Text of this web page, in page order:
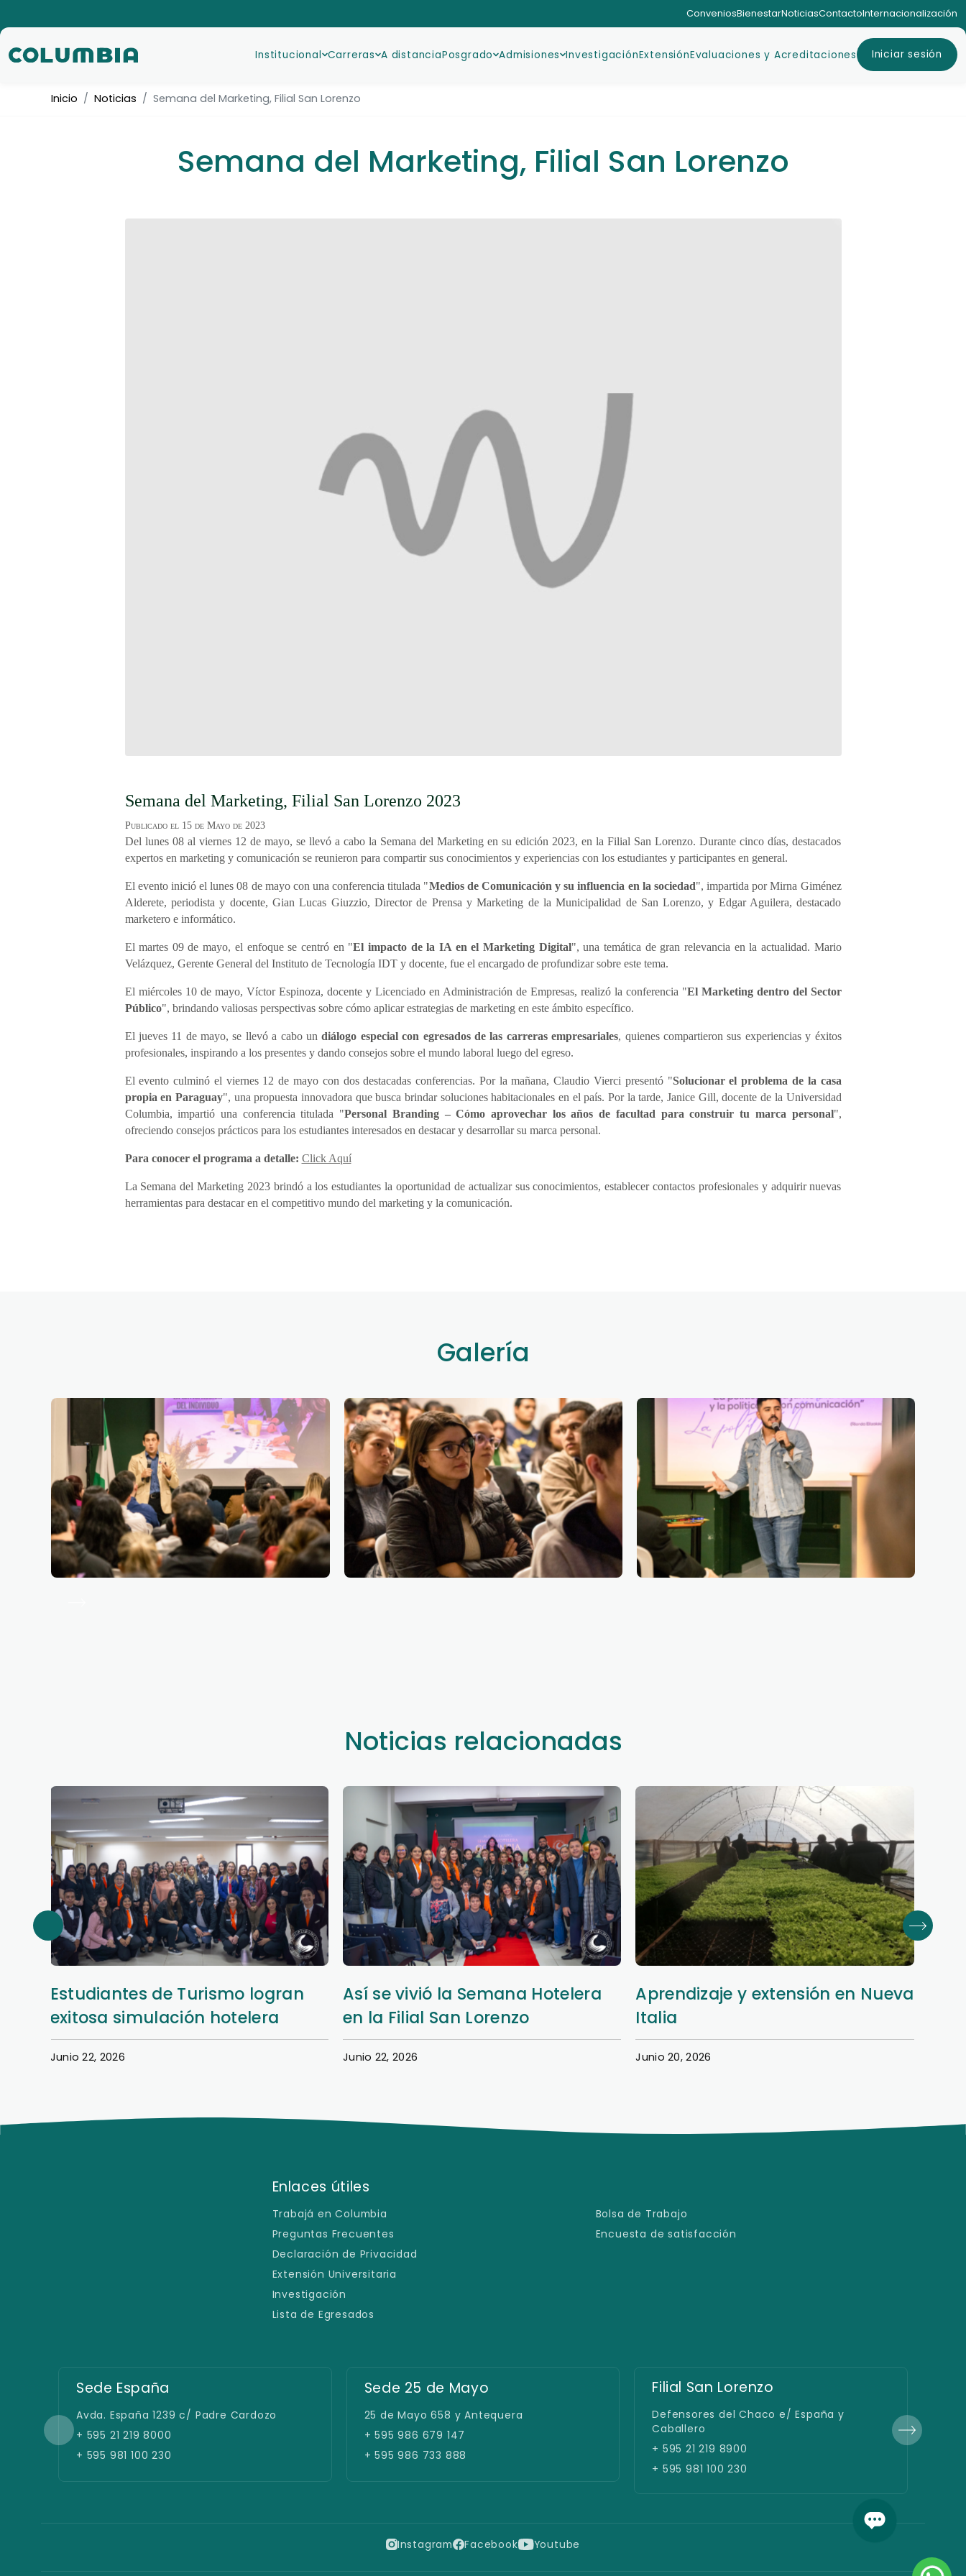
ConveniosBienestarNoticiasContactoInternacionalización
Institucional Carreras A distanciaPosgrado Admisiones InvestigaciónExtensiónEvaluaciones y Acreditaciones Iniciar sesión
Inicio Noticias Semana del Marketing, Filial San Lorenzo
Semana del Marketing, Filial San Lorenzo
Semana del Marketing, Filial San Lorenzo 2023
Publicado el 15 de Mayo de 2023
Del lunes 08 al viernes 12 de mayo, se llevó a cabo la Semana del Marketing en su edición 2023, en la Filial San Lorenzo. Durante cinco días, destacados
expertos en marketing y comunicación se reunieron para compartir sus conocimientos y experiencias con los estudiantes y participantes en general.
El evento inició el lunes 08 de mayo con una conferencia titulada "Medios de Comunicación y su influencia en la sociedad", impartida por Mirna Giménez
Alderete, periodista y docente, Gian Lucas Giuzzio, Director de Prensa y Marketing de la Municipalidad de San Lorenzo, y Edgar Aguilera, destacado
marketero e informático.
El martes 09 de mayo, el enfoque se centró en "El impacto de la IA en el Marketing Digital", una temática de gran relevancia en la actualidad. Mario
Velázquez, Gerente General del Instituto de Tecnología IDT y docente, fue el encargado de profundizar sobre este tema.
El miércoles 10 de mayo, Víctor Espinoza, docente y Licenciado en Administración de Empresas, realizó la conferencia "El Marketing dentro del Sector
Público", brindando valiosas perspectivas sobre cómo aplicar estrategias de marketing en este ámbito específico.
El jueves 11 de mayo, se llevó a cabo undiálogo especial con egresados de las carreras empresariales, quienes compartieron sus experiencias y éxitos
profesionales, inspirando a los presentes y dando consejos sobre el mundo laboral luego del egreso.
El evento culminó el viernes 12 de mayo con dos destacadas conferencias. Por la mañana, Claudio Vierci presentó "Solucionar el problema de la casa
propia en Paraguay", una propuesta innovadora que busca brindar soluciones habitacionales en el país. Por la tarde, Janice Gill, docente de la Universidad
Columbia, impartió una conferencia titulada "Personal Branding – Cómo aprovechar los años de facultad para construir tu marca personal",
ofreciendo consejos prácticos para los estudiantes interesados en destacar y desarrollar su marca personal.
Para conocer el programa a detalle: Click Aquí
La Semana del Marketing 2023 brindó a los estudiantes la oportunidad de actualizar sus conocimientos, establecer contactos profesionales y adquirir nuevas
herramientas para destacar en el competitivo mundo del marketing y la comunicación.
Galería
Noticias relacionadas
Estudiantes de Turismo logran
exitosa simulación hotelera
Junio 22, 2026
Así se vivió la Semana Hotelera
en la Filial San Lorenzo
Junio 22, 2026
Aprendizaje y extensión en Nueva
Italia
Junio 20, 2026
Enlaces útiles
Trabajá en Columbia
Preguntas Frecuentes
Declaración de Privacidad
Extensión Universitaria
Investigación
Lista de Egresados
Bolsa de Trabajo
Encuesta de satisfacción
Sede España
Avda. España 1239 c/ Padre Cardozo
+ 595 21 219 8000
+ 595 981 100 230
Sede 25 de Mayo
25 de Mayo 658 y Antequera
+ 595 986 679 147
+ 595 986 733 888
Filial San Lorenzo
Defensores del Chaco e/ España y
Caballero
+ 595 21 219 8900
+ 595 981 100 230
Instagram Facebook Youtube